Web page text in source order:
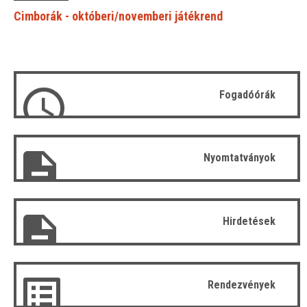
Cimborák - októberi/novemberi játékrend
Fogadóórák
Nyomtatványok
Hirdetések
Rendezvények